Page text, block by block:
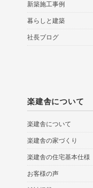
新築施工事例
暮らしと建築
社長ブログ
楽建舎について
楽建舎について
楽建舎の家づくり
楽建舎の住宅基本仕様
お客様の声